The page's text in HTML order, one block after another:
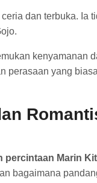
dan terbuka.
kenyamanan
perasaan yang
percintaan Marin
bagaimana